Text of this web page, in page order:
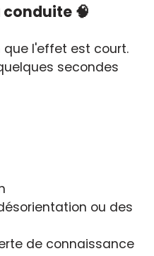
🧠
que l'effet est court.
secondes
ou des
de connaissance